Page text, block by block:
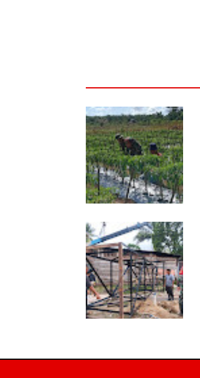
Babinsa Dampingi
Petani Rawat Cabai,
Dukung Ketahanan
Pangan
Tahap Pendirian Tower